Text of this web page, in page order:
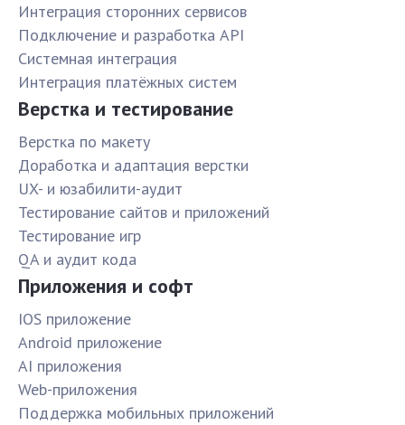
Интеграция сторонних сервисов
Подключение и разработка API
Системная интеграция
Интеграция платёжных систем
Верстка и тестирование
Верстка по макету
Доработка и адаптация верстки
UX- и юзабилити-аудит
Тестирование сайтов и приложений
Тестирование игр
QA и аудит кода
Приложения и софт
IOS приложение
Android приложение
AI приложения
Web-приложения
Поддержка мобильных приложений